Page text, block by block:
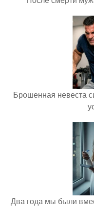
Брошенная невеста
Два года мы были